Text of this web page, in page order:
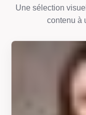
Une sélection
contenu à